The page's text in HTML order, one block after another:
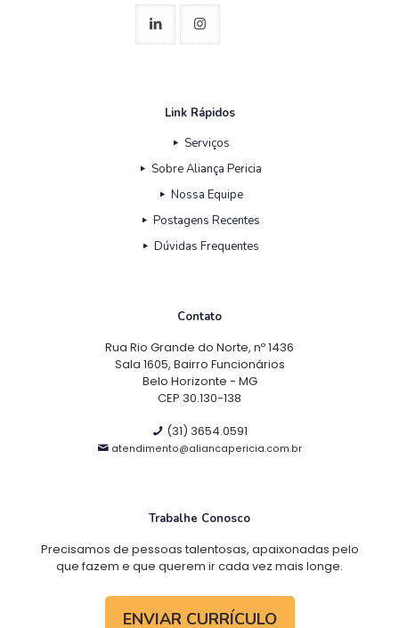
Link Rápidos
Serviços
Sobre Aliança Pericia
Nossa Equipe
Postagens Recentes
Dúvidas Frequentes
Contato
Rua Rio Grande do Norte, nº 1436
Sala 1605, Bairro Funcionários
Belo Horizonte - MG
CEP 30.130-138
(31) 3654.0591
atendimento@aliancapericia.com.br
Trabalhe Conosco
Precisamos de pessoas talentosas, apaixonadas pelo
que fazem e que querem ir cada vez mais longe.
ENVIAR CURRÍCULO